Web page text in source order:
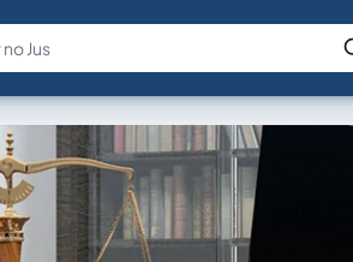
Fale com a IA Buscar no Jus